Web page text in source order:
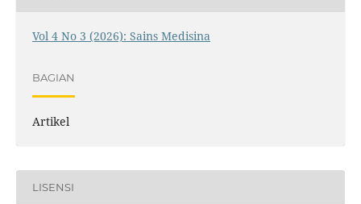
Vol 4 No 3 (2026): Sains Medisina
BAGIAN
Artikel
LISENSI